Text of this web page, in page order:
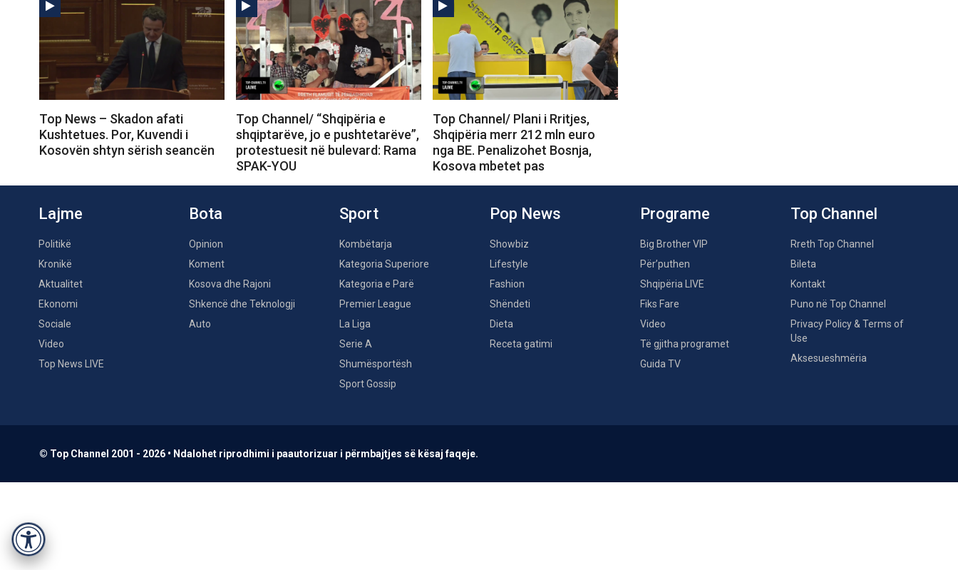
Accessibility
Top News – Skadon afati
Kushtetues. Por, Kuvendi i
Kosovën shtyn sërish seancën
Top Channel/ “Shqipëria e
shqiptarëve, jo e pushtetarëve”,
protestuesit në bulevard: Rama
SPAK-YOU
Top Channel/ Plani i Rritjes,
Shqipëria merr 212 mln euro
nga BE. Penalizohet Bosnja,
Kosova mbetet pas
Lajme
Politikë
Kronikë
Aktualitet
Ekonomi
Sociale
Video
Top News LIVE
Bota
Opinion
Koment
Kosova dhe Rajoni
Shkencë dhe Teknologji
Auto
Sport
Kombëtarja
Kategoria Superiore
Kategoria e Parë
Premier League
La Liga
Serie A
Shumësportësh
Sport Gossip
Pop News
Showbiz
Lifestyle
Fashion
Shëndeti
Dieta
Receta gatimi
Programe
Big Brother VIP
Për’puthen
Shqipëria LIVE
Fiks Fare
Video
Të gjitha programet
Guida TV
Top Channel
Rreth Top Channel
Bileta
Kontakt
Puno në Top Channel
Privacy Policy & Terms of
Use
Aksesueshmëria
© Top Channel 2001 - 2026 • Ndalohet riprodhimi i paautorizuar i përmbajtjes së kësaj faqeje.